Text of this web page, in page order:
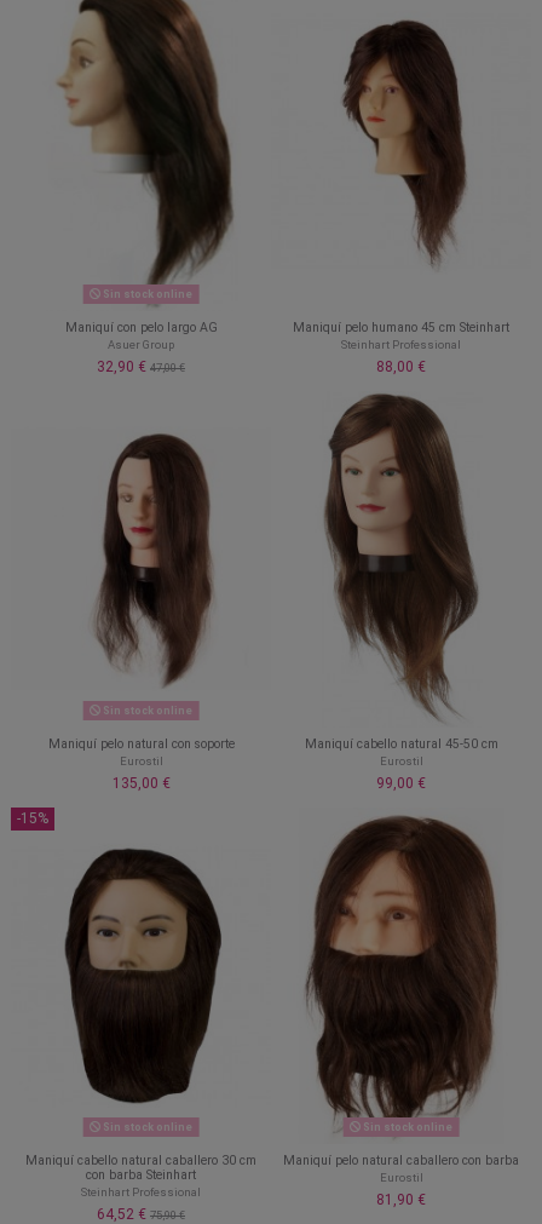
Sin stock online
Maniquí con pelo largo AG
Asuer Group
32,90 € 47,00 €
Maniquí pelo humano 45 cm Steinhart
Steinhart Professional
88,00 €
Sin stock online
Maniquí pelo natural con soporte
Eurostil
135,00 €
Maniquí cabello natural 45-50 cm
Eurostil
99,00 €
-15%
Sin stock online
Maniquí cabello natural caballero 30 cm
con barba Steinhart
Steinhart Professional
64,52 € 75,90 €
Sin stock online
Maniquí pelo natural caballero con barba
Eurostil
81,90 €